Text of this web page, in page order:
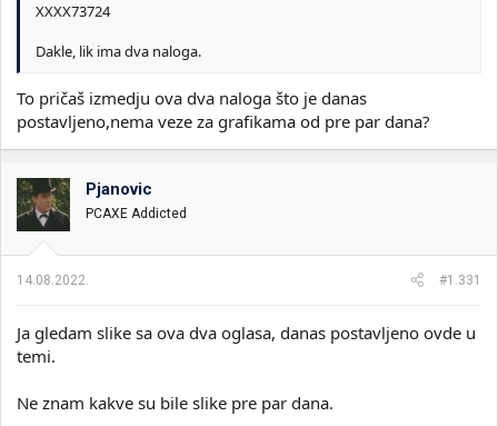
XXXX73724
Dakle, lik ima dva naloga.
To pričaš izmedju ova dva naloga što je danas
postavljeno,nema veze za grafikama od pre par dana?
Pjanovic
PCAXE Addicted
14.08.2022. #1.331
Ja gledam slike sa ova dva oglasa, danas postavljeno ovde u
temi.
Ne znam kakve su bile slike pre par dana.